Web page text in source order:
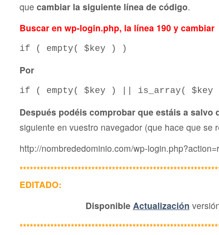
que cambiar la siguiente línea de código.
Buscar en wp-login.php, la línea 190 y cambiar
if ( empty( $key ) )
Por
if ( empty( $key ) || is_array(
Después podéis comprobar que estáis a salvo
siguiente en vuestro navegador (que hace que se
http://nombrededominio.com/wp-
EDITADO:
Disponible Actualización